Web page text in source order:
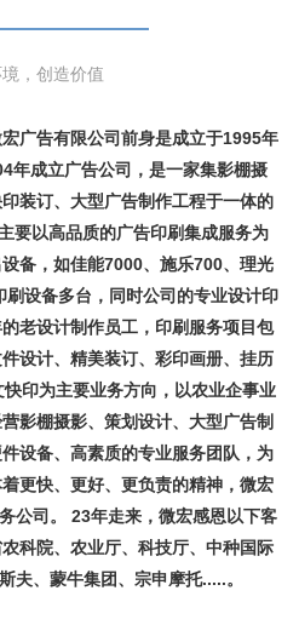
，创造价值
广告有限公司前身是成立于1995年
年成立广告公司，是一家集影棚摄
装订、大型广告制作工程于一体的
要以高品质的广告印刷集成服务为
备，如佳能7000、施乐700、理光
设备多台，同时公司的专业设计印
老设计制作员工，印刷服务项目包
设计、精美装订、彩印画册、挂历
印为主要业务方向，以农业企事业
影棚摄影、策划设计、大型广告制
设备、高素质的专业服务团队，为
更快、更好、更负责的精神，微宏
公司。 23年走来，微宏感恩以下客
科院、农业厅、科技厅、中种国际
夫、蒙牛集团、宗申摩托.....。